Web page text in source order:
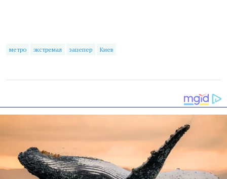
метро экстремал зацепер Киев